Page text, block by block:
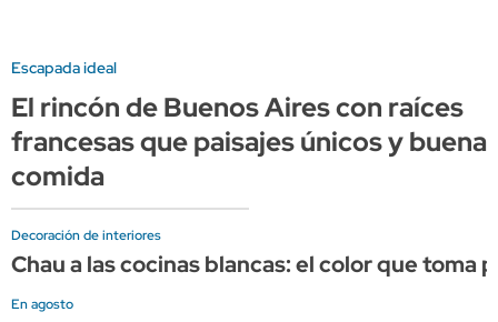
Escapada ideal
El rincón de Buenos Aires con raíces
francesas que paisajes únicos y buena
comida
Decoración de interiores
Chau a las cocinas blancas: el color que toma
En agosto